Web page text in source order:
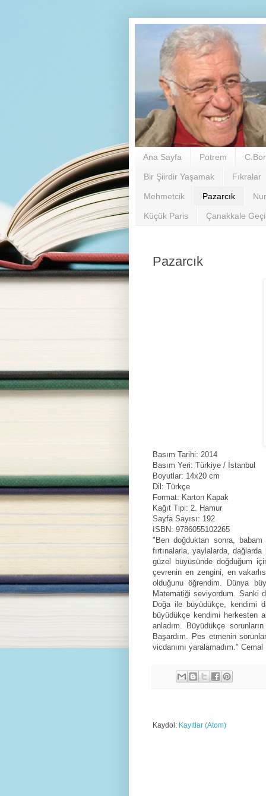
Ana Sayfa Potrem
Bir Şiirdir Yaşamak Fıkralar
Mehmetcik Pazarcık
Küçük Paris Çanakkale
Pazarcık
Basım Tarihi: 2014
Basım Yeri: Türkiye / İstanbul
Boyutlar: 14x20 cm
Dil: Türkçe
Format: Karton Kapak
Kağıt Tipi: 2. Hamur
Sayfa Sayısı: 192
ISBN: 9786055102265
"Ben doğduktan sonra,
fırtınalarla, yaylalarda, dağlarda
güzel büyüsünde doğduğum
çevrenin en zengini, en
olduğunu öğrendim. Dünya
Matematiği seviyordum. Sanki
Doğa ile büyüdükçe, kendimi
büyüdükçe kendimi herkesten
anladım. Büyüdükçe
Başardım. Pes etmenin
vicdanımı yaralamadım." Cemal
Kaydol: Kayıtlar (Atom)